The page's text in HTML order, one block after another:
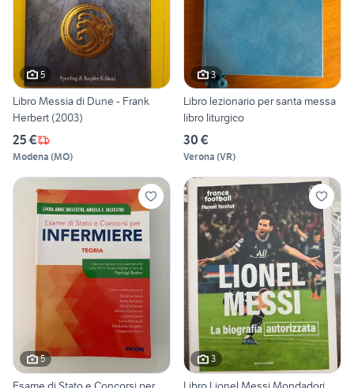
5
Libro Messia di Dune - Frank
Herbert (2003)
25 €
Modena (MO)
3
Libro lezionario per santa messa
libro liturgico
30 €
Verona (VR)
5 3